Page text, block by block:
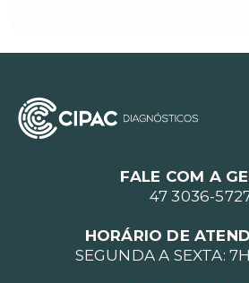
FALE COM A
47 3036-
HORÁRIO DE
SEGUNDA A SEXTA: